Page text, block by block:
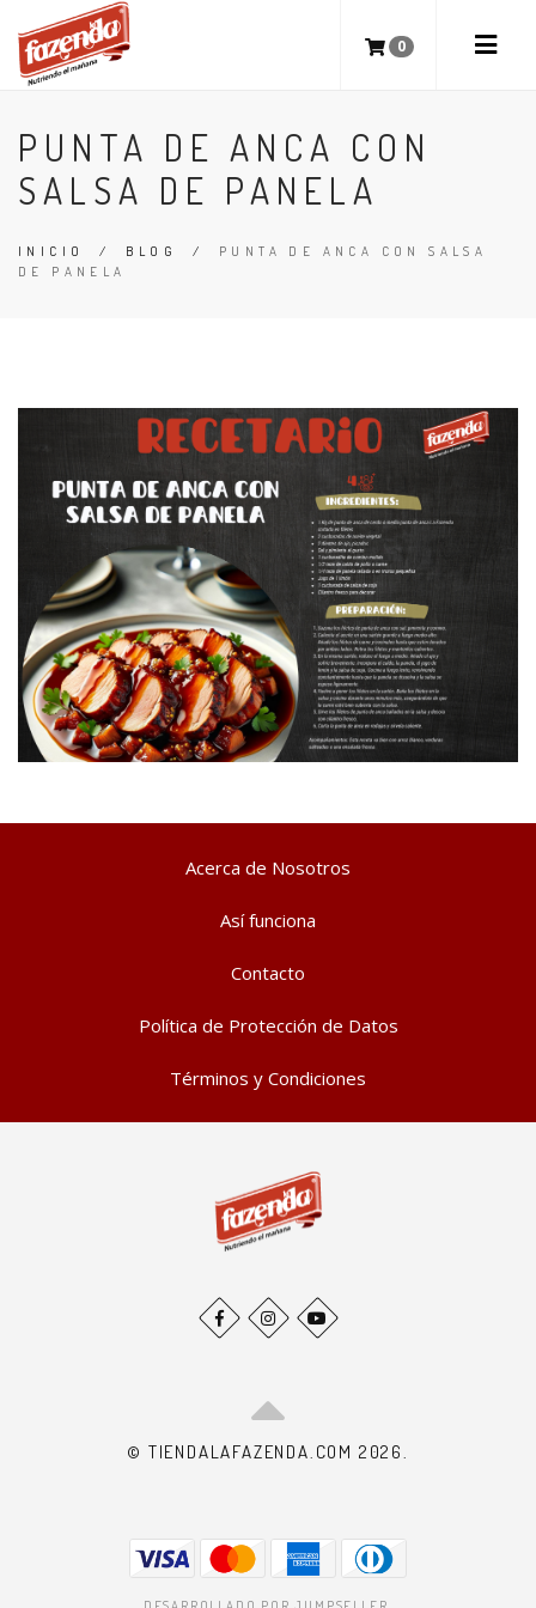
0
PUNTA DE ANCA CON
SALSA DE PANELA
INICIO / BLOG / PUNTA DE ANCA CON SALSA
DE PANELA
Acerca de Nosotros
Así funciona
Contacto
Política de Protección de Datos
Términos y Condiciones
© TIENDALAFAZENDA.COM 2026.